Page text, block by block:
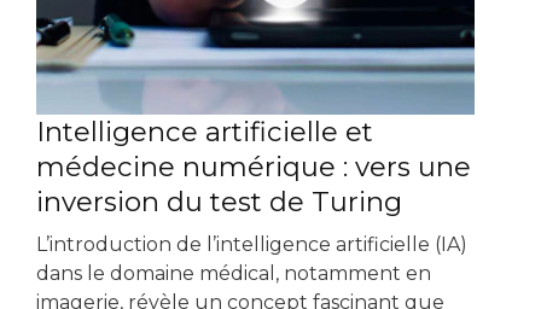
Intelligence artificielle et
médecine numérique : vers une
inversion du test de Turing
L’introduction de l’intelligence artificielle (IA)
dans le domaine médical, notamment en
imagerie, révèle un concept fascinant que